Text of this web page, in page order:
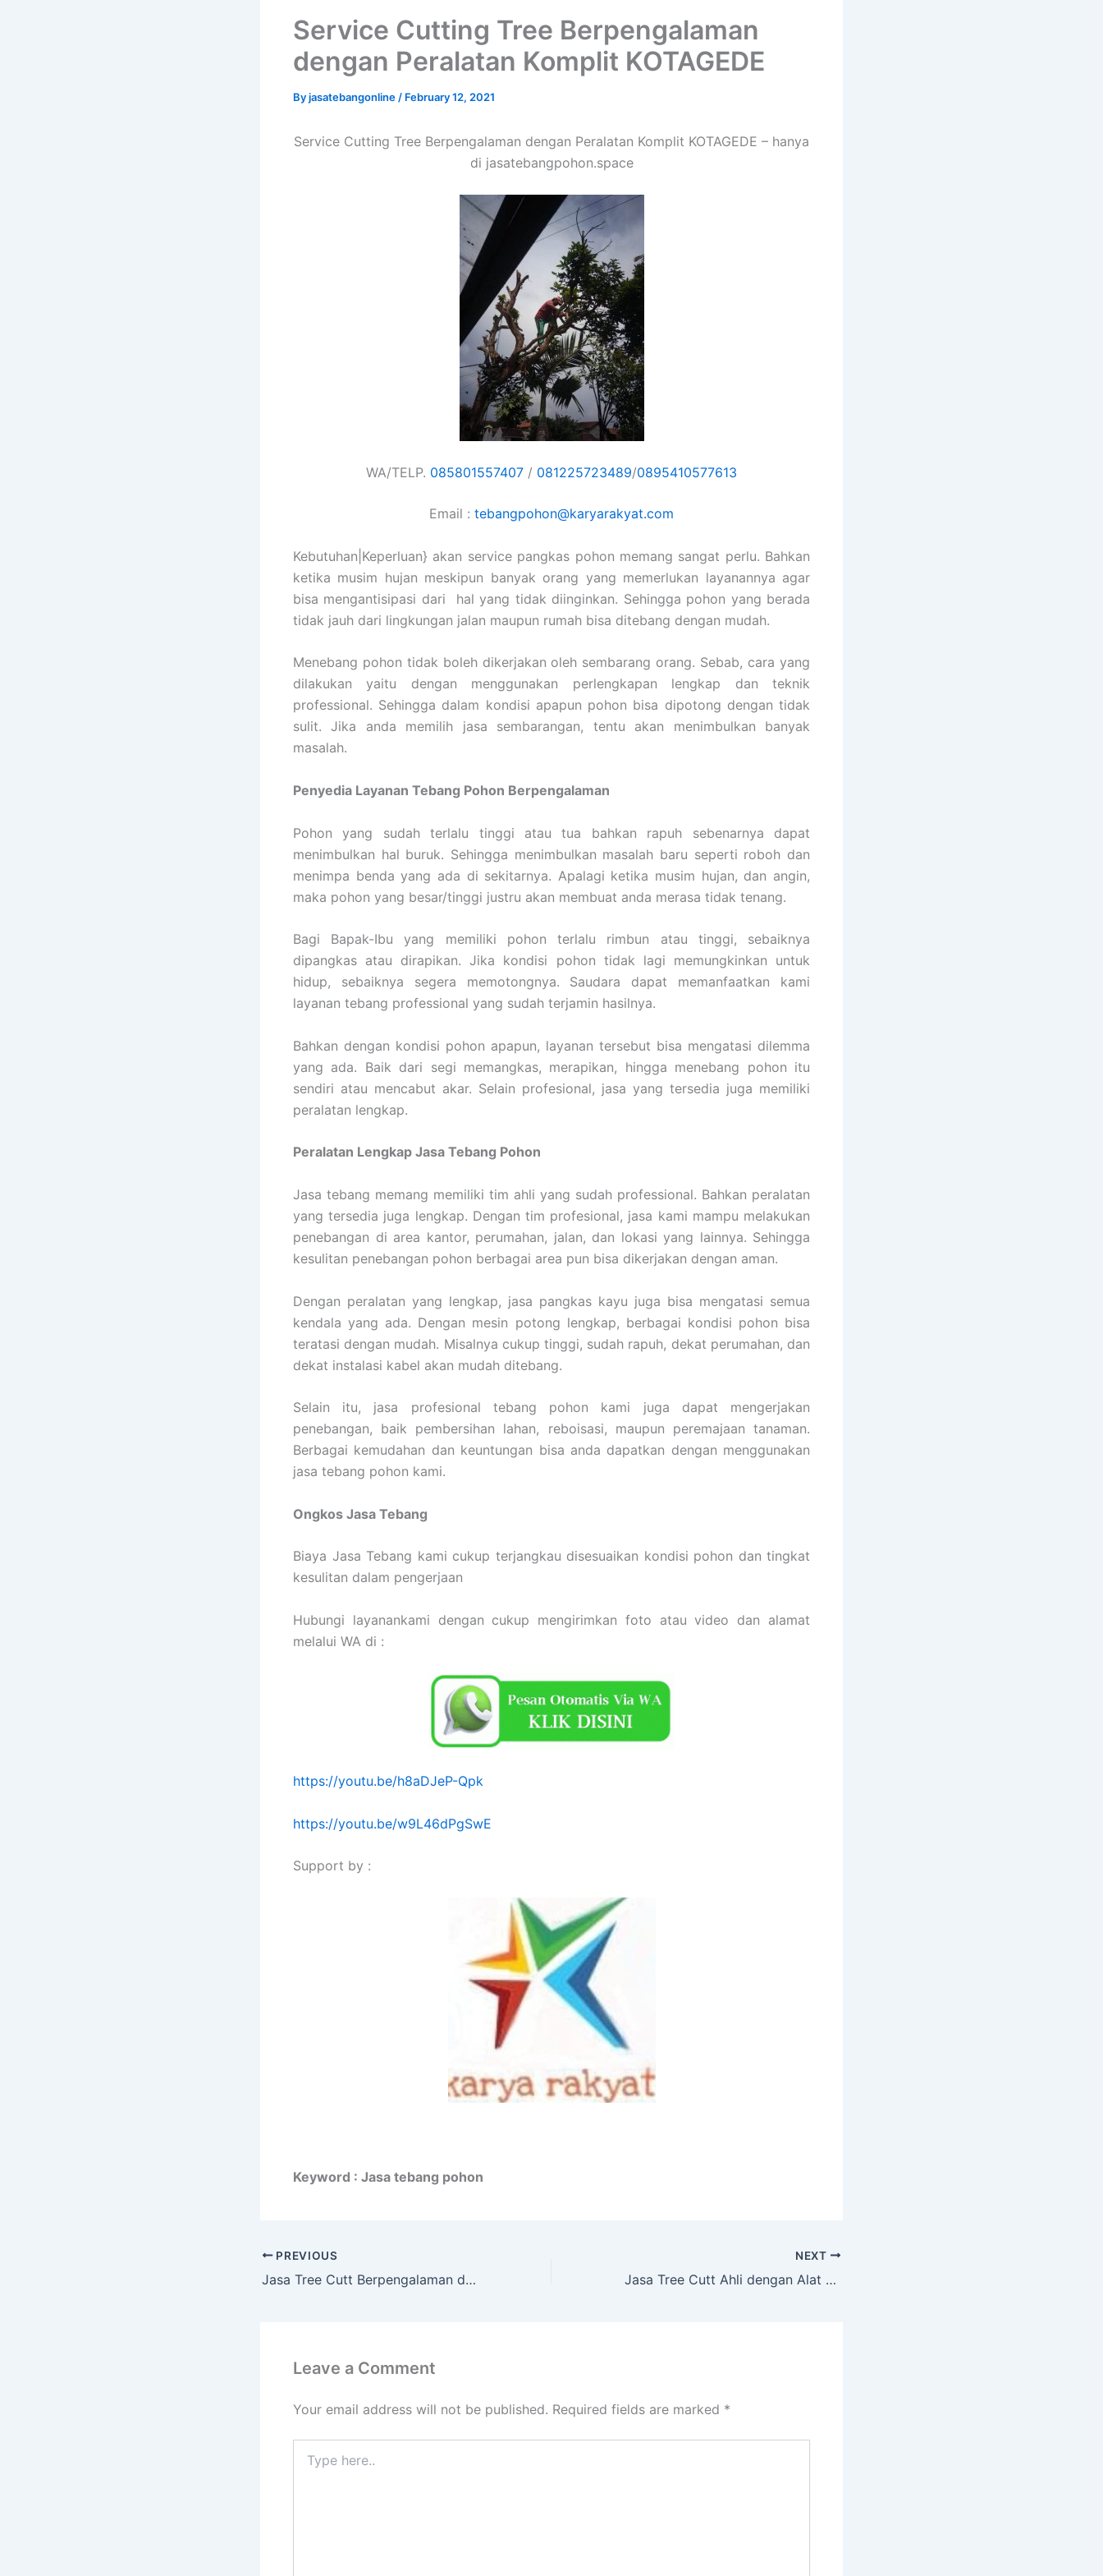
Service Cutting Tree Berpengalaman
dengan Peralatan Komplit KOTAGEDE
Byjasatebangonline / February 12, 2021
Service Cutting Tree Berpengalaman dengan Peralatan Komplit KOTAGEDE – hanya
di jasatebangpohon.space
WA/TELP. 085801557407 / 081225723489/0895410577613
Email : tebangpohon@karyarakyat.com
Kebutuhan|Keperluan} akan service pangkas pohon memang sangat perlu. Bahkan
ketika musim hujan meskipun banyak orang yang memerlukan layanannya agar
bisa mengantisipasi dari hal yang tidak diinginkan. Sehingga pohon yang berada
tidak jauh dari lingkungan jalan maupun rumah bisa ditebang dengan mudah.
Menebang pohon tidak boleh dikerjakan oleh sembarang orang. Sebab, cara yang
dilakukan yaitu dengan menggunakan perlengkapan lengkap dan teknik
professional. Sehingga dalam kondisi apapun pohon bisa dipotong dengan tidak
sulit. Jika anda memilih jasa sembarangan, tentu akan menimbulkan banyak
masalah.
Penyedia Layanan Tebang Pohon Berpengalaman
Pohon yang sudah terlalu tinggi atau tua bahkan rapuh sebenarnya dapat
menimbulkan hal buruk. Sehingga menimbulkan masalah baru seperti roboh dan
menimpa benda yang ada di sekitarnya. Apalagi ketika musim hujan, dan angin,
maka pohon yang besar/tinggi justru akan membuat anda merasa tidak tenang.
Bagi Bapak-Ibu yang memiliki pohon terlalu rimbun atau tinggi, sebaiknya
dipangkas atau dirapikan. Jika kondisi pohon tidak lagi memungkinkan untuk
hidup, sebaiknya segera memotongnya. Saudara dapat memanfaatkan kami
layanan tebang professional yang sudah terjamin hasilnya.
Bahkan dengan kondisi pohon apapun, layanan tersebut bisa mengatasi dilemma
yang ada. Baik dari segi memangkas, merapikan, hingga menebang pohon itu
sendiri atau mencabut akar. Selain profesional, jasa yang tersedia juga memiliki
peralatan lengkap.
Peralatan Lengkap Jasa Tebang Pohon
Jasa tebang memang memiliki tim ahli yang sudah professional. Bahkan peralatan
yang tersedia juga lengkap. Dengan tim profesional, jasa kami mampu melakukan
penebangan di area kantor, perumahan, jalan, dan lokasi yang lainnya. Sehingga
kesulitan penebangan pohon berbagai area pun bisa dikerjakan dengan aman.
Dengan peralatan yang lengkap, jasa pangkas kayu juga bisa mengatasi semua
kendala yang ada. Dengan mesin potong lengkap, berbagai kondisi pohon bisa
teratasi dengan mudah. Misalnya cukup tinggi, sudah rapuh, dekat perumahan, dan
dekat instalasi kabel akan mudah ditebang.
Selain itu, jasa profesional tebang pohon kami juga dapat mengerjakan
penebangan, baik pembersihan lahan, reboisasi, maupun peremajaan tanaman.
Berbagai kemudahan dan keuntungan bisa anda dapatkan dengan menggunakan
jasa tebang pohon kami.
Ongkos Jasa Tebang
Biaya Jasa Tebang kami cukup terjangkau disesuaikan kondisi pohon dan tingkat
kesulitan dalam pengerjaan
Hubungi layanankami dengan cukup mengirimkan foto atau video dan alamat
melalui WA di :
https://youtu.be/h8aDJeP-Qpk
https://youtu.be/w9L46dPgSwE
Support by :
Keyword : Jasa tebang pohon
PREVIOUS
Jasa Tree Cutt Berpengalaman dengan Peralatan Komplit BANTUL
NEXT
Jasa Tree Cutt Ahli dengan Alat Komplit PRENGGAN
Leave a Comment
Your email address will not be published. Required fields are marked *
here..